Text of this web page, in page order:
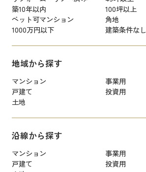
築10年以内
100坪以上
ペット可マンション
角地
1000万円以下
建築条件なし
地域から探す
マンション
事業用
戸建て
投資用
土地
沿線から探す
マンション
事業用
戸建て
投資用